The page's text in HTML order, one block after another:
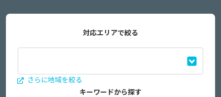
対応エリアで絞る
さらに地域を絞る
キーワードから探す